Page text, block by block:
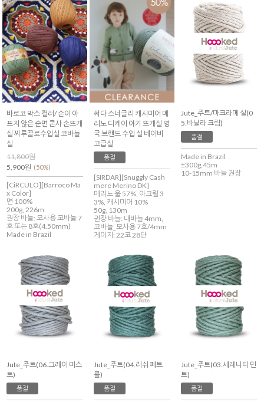
바로코 막스 컬러/ 손이 아
프지 않은 순면 콘사 손뜨개
실 씨루끌로수입실 코바늘
실
11,800원
5,900원 (50%)
[CiRCULO][Barroco Ma
x Color]
면 100%
200g, 226m
권장 바늘: 모사용 코바늘 7
호 또는 8호(4.50mm)
Made in Brazil
써다 스너글리 캐시미어 메
리노 디케이 아기 뜨개실 영
국 브랜드 수입 실 베이비
고급실
품절
[SIRDAR][Snuggly Cash
mere Merino DK]
메리노 울 57%, 아크릴 3
3%, 캐시미어 10%
50g, 130m
권장 바늘: 대바늘 4mm,
코바늘_모사용 7호/4mm
게이지: 22코 28단
Jute_주트/마크라메 실(0
5.바닐라 크림)
품절
Made in Brazil
±300g,45m
10-15mm 바늘 권장
Jute_주트(06.그레이 미스
트)
품절
Jute_주트(04.러쉬 페트
롤)
품절
Jute_주트(03.세레니티 민
트)
품절